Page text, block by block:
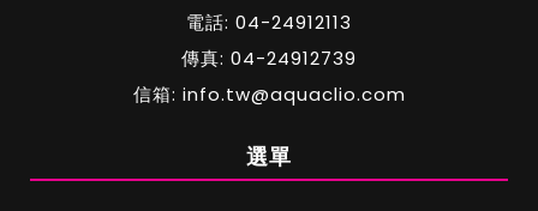
電話: 04-24912113
傳真: 04-24912739
信箱: info.tw@aquaclio.com
選單